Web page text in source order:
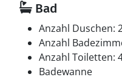
Bad
Anzahl Duschen:
Anzahl
Anzahl Toiletten:
Badewanne